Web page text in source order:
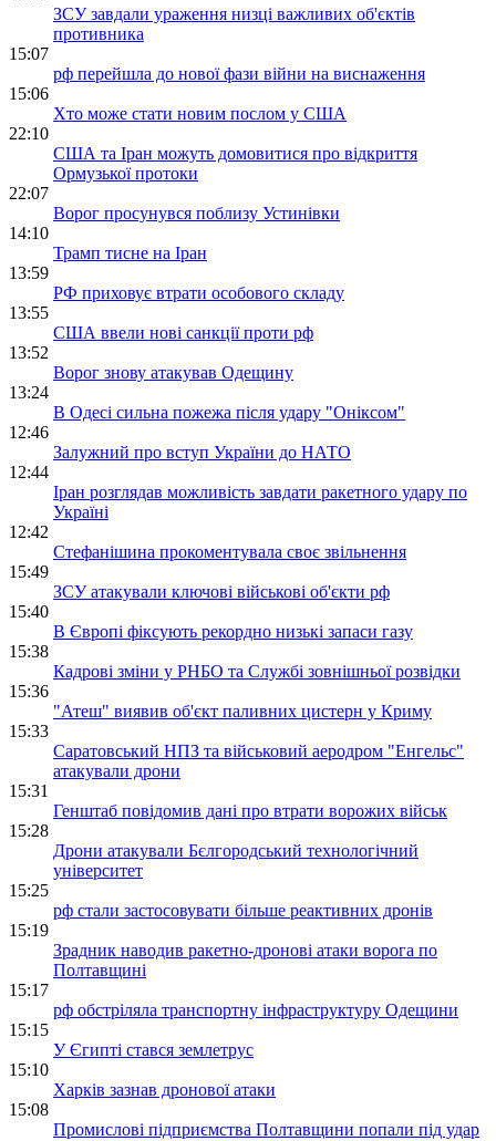
ЗСУ завдали ураження низці важливих об'єктів
противника
15:07
рф перейшла до нової фази війни на виснаження
15:06
Хто може стати новим послом у США
22:10
США та Іран можуть домовитися про відкриття
Ормузької протоки
22:07
Ворог просунувся поблизу Устинівки
14:10
Трамп тисне на Іран
13:59
РФ приховує втрати особового складу
13:55
США ввели нові санкції проти рф
13:52
Ворог знову атакував Одещину
13:24
В Одесі сильна пожежа після удару "Оніксом"
12:46
Залужний про вступ України до НАТО
12:44
Іран розглядав можливість завдати ракетного удару по
Україні
12:42
Стефанішина прокоментувала своє звільнення
15:49
ЗСУ атакували ключові військові об'єкти рф
15:40
В Європі фіксують рекордно низькі запаси газу
15:38
Кадрові зміни у РНБО та Службі зовнішньої розвідки
15:36
"Атеш" виявив об'єкт паливних цистерн у Криму
15:33
Саратовський НПЗ та військовий аеродром "Енгельс"
атакували дрони
15:31
Генштаб повідомив дані про втрати ворожих військ
15:28
Дрони атакували Бєлгородський технологічний
університет
15:25
рф стали застосовувати більше реактивних дронів
15:19
Зрадник наводив ракетно-дронові атаки ворога по
Полтавщині
15:17
рф обстріляла транспортну інфраструктуру Одещини
15:15
У Єгипті стався землетрус
15:10
Харків зазнав дронової атаки
15:08
Промислові підприємства Полтавщини попали під удар